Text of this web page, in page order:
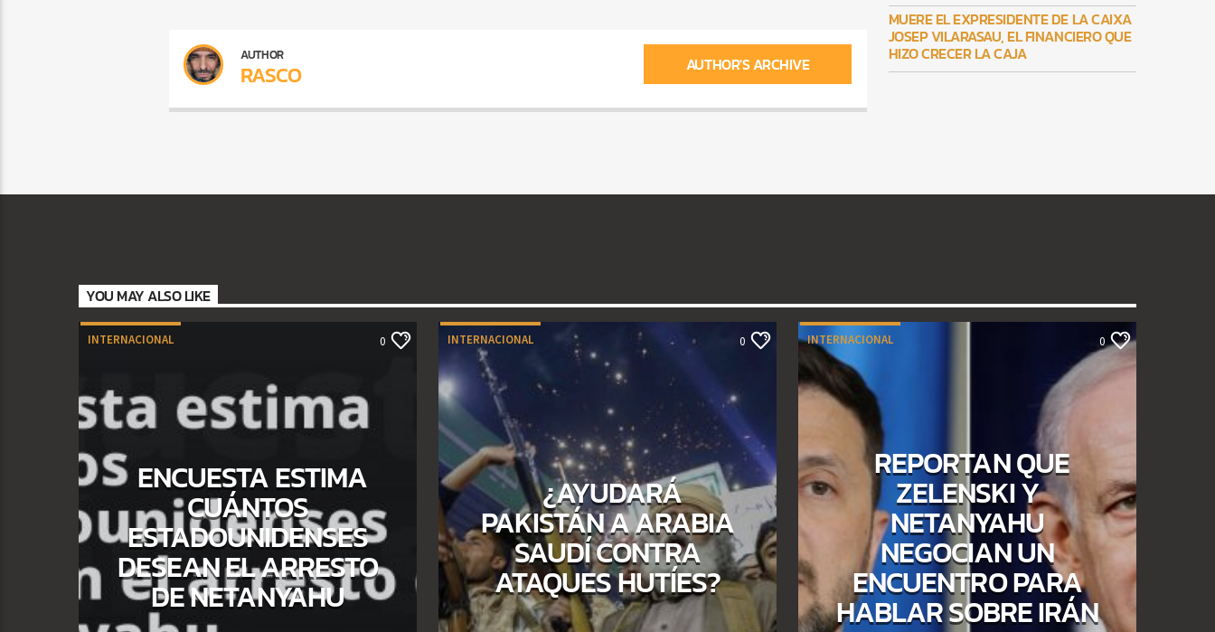
AUTHOR
RASCO AUTHOR'S ARCHIVE
MUERE EL EXPRESIDENTE DE LA CAIXA
JOSEP VILARASAU, EL FINANCIERO QUE
HIZO CRECER LA CAJA
YOU MAY ALSO LIKE
INTERNACIONAL 0
ENCUESTA ESTIMA
CUÁNTOS
ESTADOUNIDENSES
DESEAN EL ARRESTO
DE NETANYAHU
INTERNACIONAL 0
¿AYUDARÁ
PAKISTÁN A ARABIA
SAUDÍ CONTRA
ATAQUES HUTÍES?
INTERNACIONAL 0
REPORTAN QUE
ZELENSKI Y
NETANYAHU
NEGOCIAN UN
ENCUENTRO PARA
HABLAR SOBRE IRÁN